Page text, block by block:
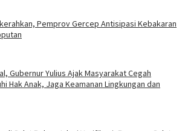
Pemprov Gercep Antisipasi Kebakaran
Gubernur Yulius Ajak Masyarakat Cegah
Hak Anak, Jaga Keamanan Lingkungan dan